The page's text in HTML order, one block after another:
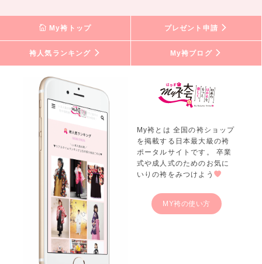
My袴トップ プレゼント申請
袴人気ランキング My袴ブログ
My袴とは 全国の袴ショップ
を掲載する日本最大級の袴
ポータルサイトです。 卒業
式や成人式のためのお気に
いりの袴をみつけよう
MY袴の使い方